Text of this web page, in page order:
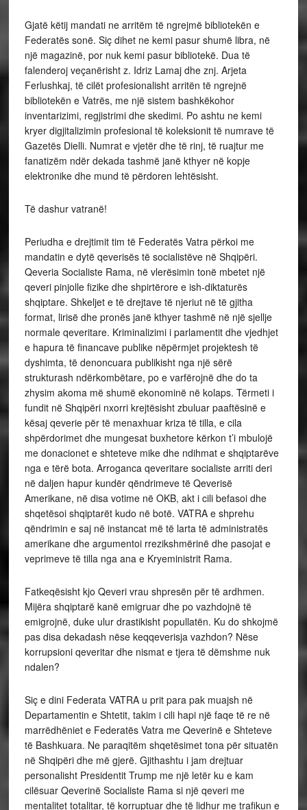
Gjatë këtij mandati ne arritëm të ngrejmë bibliotekën e
Federatës sonë. Siç dihet ne kemi pasur shumë libra, në
një magazinë, por nuk kemi pasur bibliotekë. Dua të
falenderoj veçanërisht z. Idriz Lamaj dhe znj. Arjeta
Ferlushkaj, të cilët profesionalisht arritën të ngrejnë
bibliotekën e Vatrës, me një sistem bashkëkohor
inventarizimi, regjistrimi dhe skedimi. Po ashtu ne kemi
kryer digjitalizimin profesional të koleksionit të numrave të
Gazetës Dielli. Numrat e vjetër dhe të rinj, të ruajtur me
fanatizëm ndër dekada tashmë janë kthyer në kopje
elektronike dhe mund të përdoren lehtësisht.
Të dashur vatranë!
Periudha e drejtimit tim të Federatës Vatra përkoi me
mandatin e dytë qeverisës të socialistëve në Shqipëri.
Qeveria Socialiste Rama, në vlerësimin tonë mbetet një
qeveri pinjolle fizike dhe shpirtërore e ish-diktaturës
shqiptare. Shkeljet e të drejtave të njeriut në të gjitha
format, lirisë dhe pronës janë kthyer tashmë në një sjellje
normale qeveritare. Kriminalizimi i parlamentit dhe vjedhjet
e hapura të financave publike nëpërmjet projektesh të
dyshimta, të denoncuara publikisht nga një sërë
strukturash ndërkombëtare, po e varfërojnë dhe do ta
zhysim akoma më shumë ekonominë në kolaps. Tërmeti i
fundit në Shqipëri nxorri krejtësisht zbuluar paaftësinë e
kësaj qeverie për të menaxhuar kriza të tilla, e cila
shpërdorimet dhe mungesat buxhetore kërkon t’i mbulojë
me donacionet e shteteve mike dhe ndihmat e shqiptarëve
nga e tërë bota. Arroganca qeveritare socialiste arriti deri
në daljen hapur kundër qëndrimeve të Qeverisë
Amerikane, në disa votime në OKB, akt i cili befasoi dhe
shqetësoi shqiptarët kudo në botë. VATRA e shprehu
qëndrimin e saj në instancat më të larta të administratës
amerikane dhe argumentoi rrezikshmërinë dhe pasojat e
veprimeve të tilla nga ana e Kryeministrit Rama.
Fatkeqësisht kjo Qeveri vrau shpresën për të ardhmen.
Mijëra shqiptarë kanë emigruar dhe po vazhdojnë të
emigrojnë, duke ulur drastikisht popullatën. Ku do shkojmë
pas disa dekadash nëse keqqeverisja vazhdon? Nëse
korrupsioni qeveritar dhe nismat e tjera të dëmshme nuk
ndalen?
Siç e dini Federata VATRA u prit para pak muajsh në
Departamentin e Shtetit, takim i cili hapi një faqe të re në
marrëdhëniet e Federatës Vatra me Qeverinë e Shteteve
të Bashkuara. Ne paraqitëm shqetësimet tona për situatën
në Shqipëri dhe më gjerë. Gjithashtu i jam drejtuar
personalisht Presidentit Trump me një letër ku e kam
cilësuar Qeverinë Socialiste Rama si një qeveri me
mentalitet totalitar, të korruptuar dhe të lidhur me trafikun e